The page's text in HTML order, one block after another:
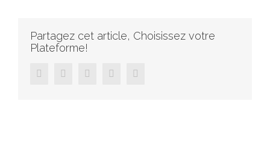
Partagez cet article, Choisissez votre
Plateforme!
facebooktwitter linkedin tumblr